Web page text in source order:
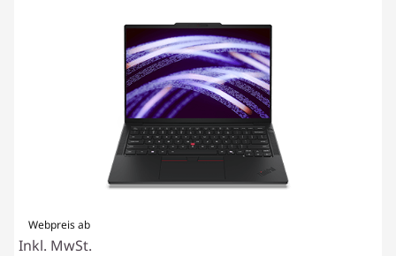
Webpreis ab
Inkl. MwSt.